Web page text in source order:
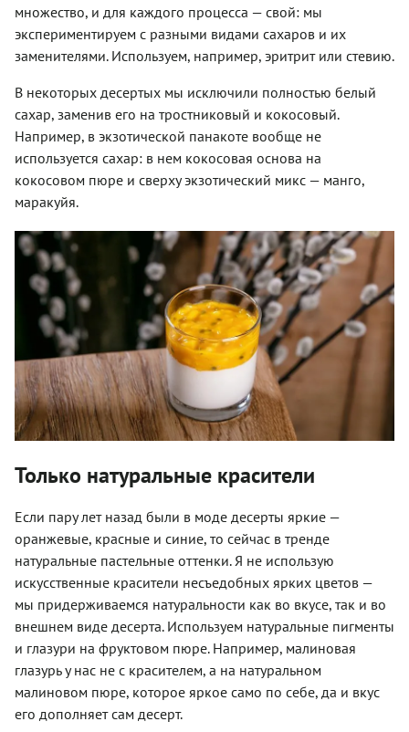
множество, и для каждого процесса — свой: мы
экспериментируем с разными видами сахаров и их
заменителями. Используем, например, эритрит или стевию.
В некоторых десертых мы исключили полностью белый
сахар, заменив его на тростниковый и кокосовый.
Например, в экзотической панакоте вообще не
используется сахар: в нем кокосовая основа на
кокосовом пюре и сверху экзотический микс — манго,
маракуйя.
Только натуральные красители
Если пару лет назад были в моде десерты яркие —
оранжевые, красные и синие, то сейчас в тренде
натуральные пастельные оттенки. Я не использую
искусственные красители несъедобных ярких цветов —
мы придерживаемся натуральности как во вкусе, так и во
внешнем виде десерта. Используем натуральные пигменты
и глазури на фруктовом пюре. Например, малиновая
глазурь у нас не с красителем, а на натуральном
малиновом пюре, которое яркое само по себе, да и вкус
его дополняет сам десерт.